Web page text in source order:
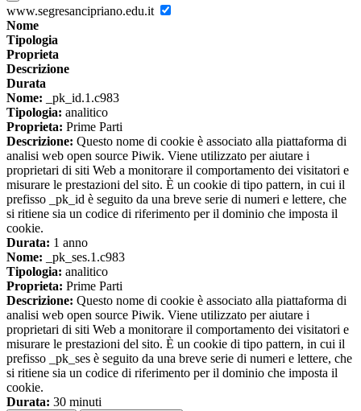
www.segresancipriano.edu.it
Nome
Tipologia
Proprieta
Descrizione
Durata
Nome: _pk_id.1.c983
Tipologia: analitico
Proprieta: Prime Parti
Descrizione: Questo nome di cookie è associato alla piattaforma di
analisi web open source Piwik. Viene utilizzato per aiutare i
proprietari di siti Web a monitorare il comportamento dei visitatori e
misurare le prestazioni del sito. È un cookie di tipo pattern, in cui il
prefisso _pk_id è seguito da una breve serie di numeri e lettere, che
si ritiene sia un codice di riferimento per il dominio che imposta il
cookie.
Durata: 1 anno
Nome: _pk_ses.1.c983
Tipologia: analitico
Proprieta: Prime Parti
Descrizione: Questo nome di cookie è associato alla piattaforma di
analisi web open source Piwik. Viene utilizzato per aiutare i
proprietari di siti Web a monitorare il comportamento dei visitatori e
misurare le prestazioni del sito. È un cookie di tipo pattern, in cui il
prefisso _pk_ses è seguito da una breve serie di numeri e lettere, che
si ritiene sia un codice di riferimento per il dominio che imposta il
cookie.
Durata: 30 minuti